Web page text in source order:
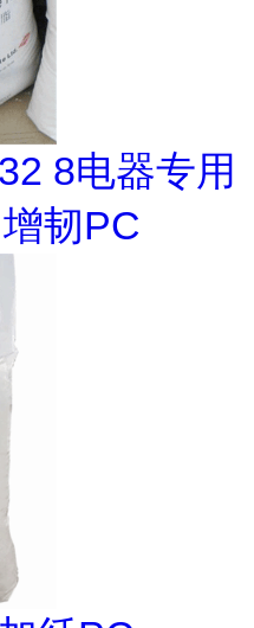
8电器专用
韧PC